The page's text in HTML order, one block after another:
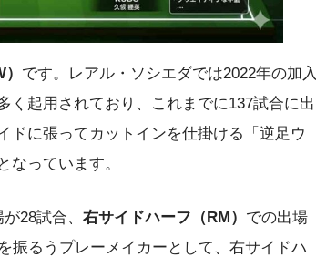
です。レアル・ソシエダでは2022年の加入
く起用されており、これまでに137試合に出
ドに張ってカットインを仕掛ける「逆足ウ
なっています。
28試合、 右サイドハーフ（RM） での出場
振るうプレーメイカーとして、右サイドハ